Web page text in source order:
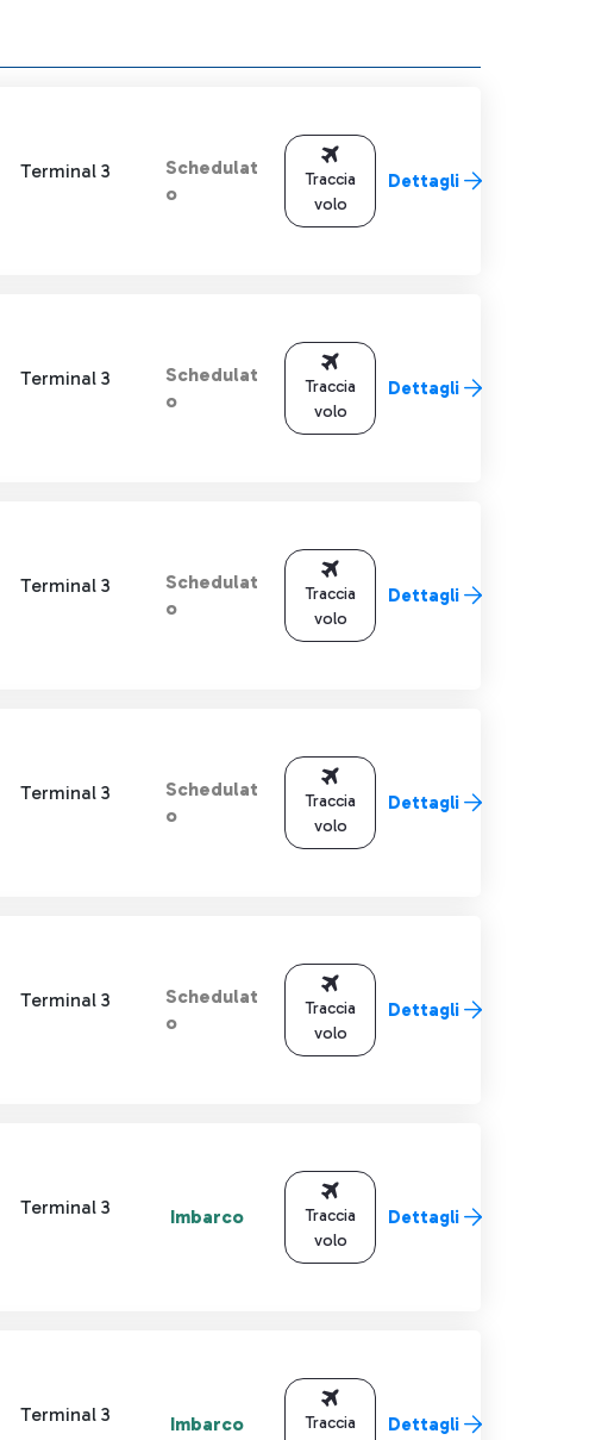
Terminal 3
Schedulat
o
Traccia
volo
Dettagli
Terminal 3
Schedulat
o
Traccia
volo
Dettagli
Terminal 3
Schedulat
o
Traccia
volo
Dettagli
Terminal 3
Schedulat
o
Traccia
volo
Dettagli
Terminal 3
Schedulat
o
Traccia
volo
Dettagli
Terminal 3 Imbarco
Traccia
volo
Dettagli
Terminal 3 Imbarco
Traccia
Dettagli